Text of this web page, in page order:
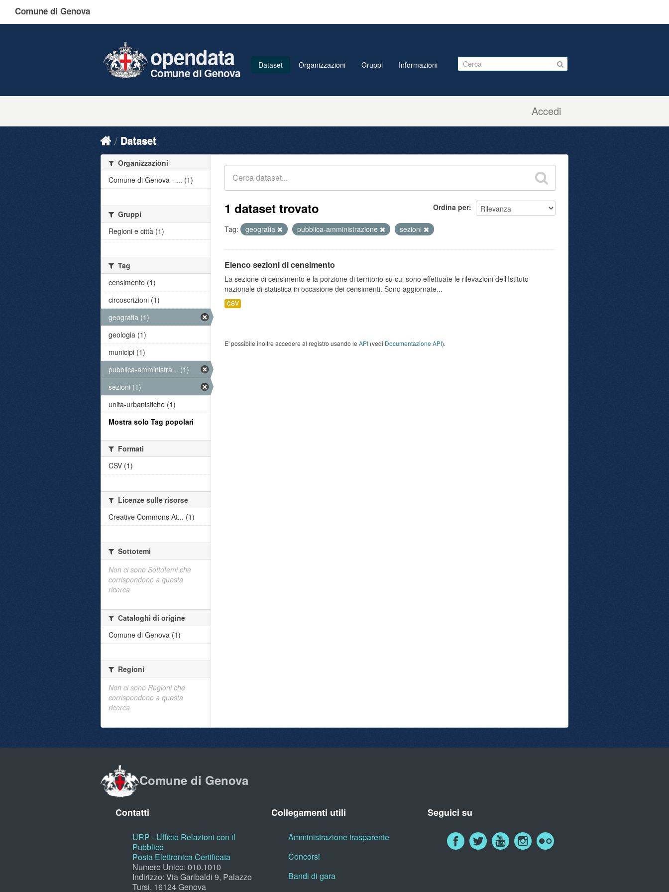
Comune di Genova
Accedi
opendata
Comune di Genova
Dataset Organizzazioni Gruppi Informazioni
Dataset
Ordina per
1 dataset trovato
Tag: geografia pubblica-amministrazione sezioni
Elenco sezioni di censimento
La sezione di censimento è la porzione di territorio su cui sono effettuate le rilevazioni dell'Istituto
nazionale di statistica in occasione dei censimenti. Sono aggiornate...
CSV
E' possibile inoltre accedere al registro usando le API (vedi Documentazione API).
Organizzazioni
Comune di Genova - ... (1)
Gruppi
Regioni e città (1)
Tag
censimento (1)
circoscrizioni (1)
geografia (1)
geologia (1)
municipi (1)
pubblica-amministra... (1)
sezioni (1)
unita-urbanistiche (1)
Mostra solo Tag popolari
Formati
CSV (1)
Licenze sulle risorse
Creative Commons At... (1)
Sottotemi
Non ci sono Sottotemi che
corrispondono a questa
ricerca
Cataloghi di origine
Comune di Genova (1)
Regioni
Non ci sono Regioni che
corrispondono a questa
ricerca
Comune di Genova
Contatti
URP - Ufficio Relazioni con il
Pubblico
Posta Elettronica Certificata
Numero Unico: 010.1010
Indirizzo: Via Garibaldi 9, Palazzo
Tursi, 16124 Genova
Collegamenti utili
Amministrazione trasparente
Concorsi
Bandi di gara
Seguici su